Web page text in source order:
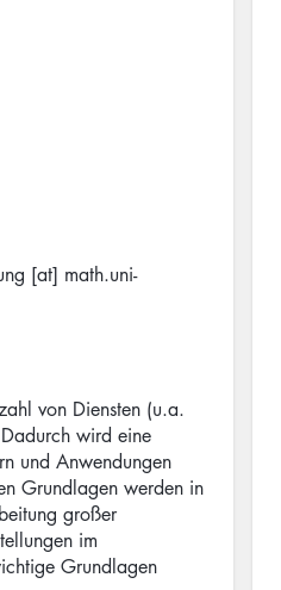
[at] math.uni-
von Diensten (u.a.
wird eine
und Anwendungen
Grundlagen werden in
großer
im
Grundlagen